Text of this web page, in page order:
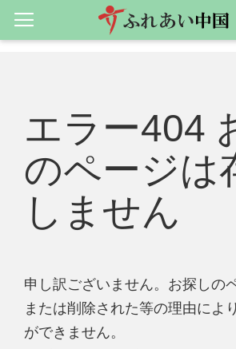
エラー404
のページは
しません
申し訳ございません。お探しの
または削除された等の理由によ
ができません。